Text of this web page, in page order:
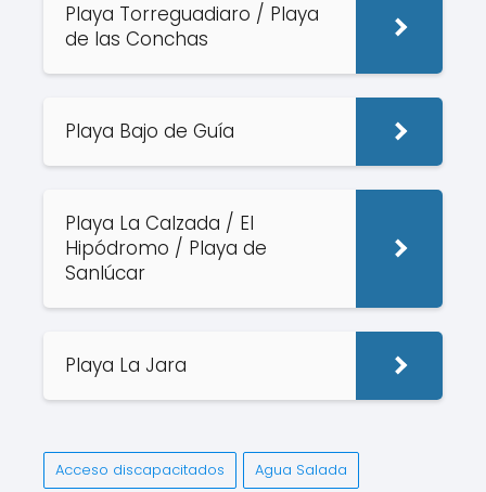
Playa Torreguadiaro / Playa
de las Conchas
Playa Bajo de Guía
Playa La Calzada / El
Hipódromo / Playa de
Sanlúcar
Playa La Jara
Acceso discapacitados Agua Salada